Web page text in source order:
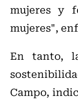
mujeres y
mujeres",
En tanto,
Campo,